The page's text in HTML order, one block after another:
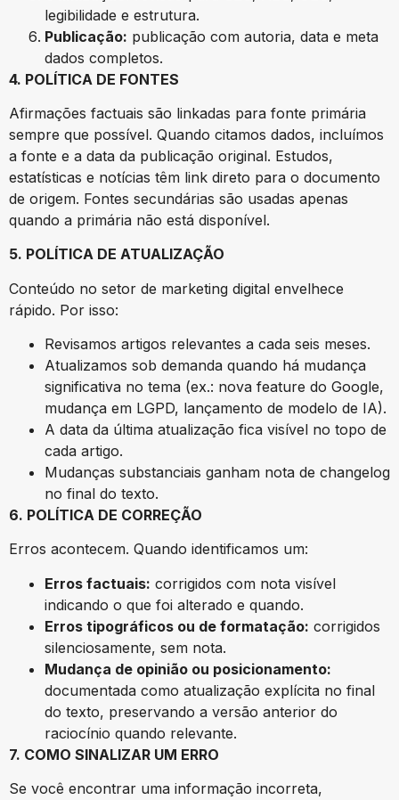
legibilidade e estrutura.
Publicação: publicação com autoria, data e meta
dados completos.
4. POLÍTICA DE FONTES
Afirmações factuais são linkadas para fonte primária
sempre que possível. Quando citamos dados, incluímos
a fonte e a data da publicação original. Estudos,
estatísticas e notícias têm link direto para o documento
de origem. Fontes secundárias são usadas apenas
quando a primária não está disponível.
5. POLÍTICA DE ATUALIZAÇÃO
Conteúdo no setor de marketing digital envelhece
rápido. Por isso:
Revisamos artigos relevantes a cada seis meses.
Atualizamos sob demanda quando há mudança
significativa no tema (ex.: nova feature do Google,
mudança em LGPD, lançamento de modelo de IA).
A data da última atualização fica visível no topo de
cada artigo.
Mudanças substanciais ganham nota de changelog
no final do texto.
6. POLÍTICA DE CORREÇÃO
Erros acontecem. Quando identificamos um:
Erros factuais: corrigidos com nota visível
indicando o que foi alterado e quando.
Erros tipográficos ou de formatação: corrigidos
silenciosamente, sem nota.
Mudança de opinião ou posicionamento:
documentada como atualização explícita no final
do texto, preservando a versão anterior do
raciocínio quando relevante.
7. COMO SINALIZAR UM ERRO
Se você encontrar uma informação incorreta,